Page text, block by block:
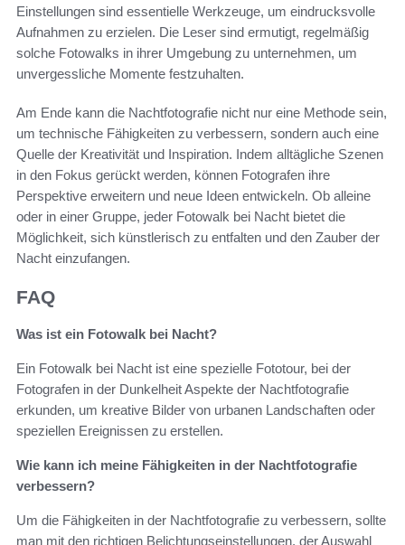
Einstellungen sind essentielle Werkzeuge, um eindrucksvolle
Aufnahmen zu erzielen. Die Leser sind ermutigt, regelmäßig
solche Fotowalks in ihrer Umgebung zu unternehmen, um
unvergessliche Momente festzuhalten.
Am Ende kann die Nachtfotografie nicht nur eine Methode sein,
um technische Fähigkeiten zu verbessern, sondern auch eine
Quelle der Kreativität und Inspiration. Indem alltägliche Szenen
in den Fokus gerückt werden, können Fotografen ihre
Perspektive erweitern und neue Ideen entwickeln. Ob alleine
oder in einer Gruppe, jeder Fotowalk bei Nacht bietet die
Möglichkeit, sich künstlerisch zu entfalten und den Zauber der
Nacht einzufangen.
FAQ
Was ist ein Fotowalk bei Nacht?
Ein Fotowalk bei Nacht ist eine spezielle Fototour, bei der
Fotografen in der Dunkelheit Aspekte der Nachtfotografie
erkunden, um kreative Bilder von urbanen Landschaften oder
speziellen Ereignissen zu erstellen.
Wie kann ich meine Fähigkeiten in der Nachtfotografie
verbessern?
Um die Fähigkeiten in der Nachtfotografie zu verbessern, sollte
man mit den richtigen Belichtungseinstellungen, der Auswahl